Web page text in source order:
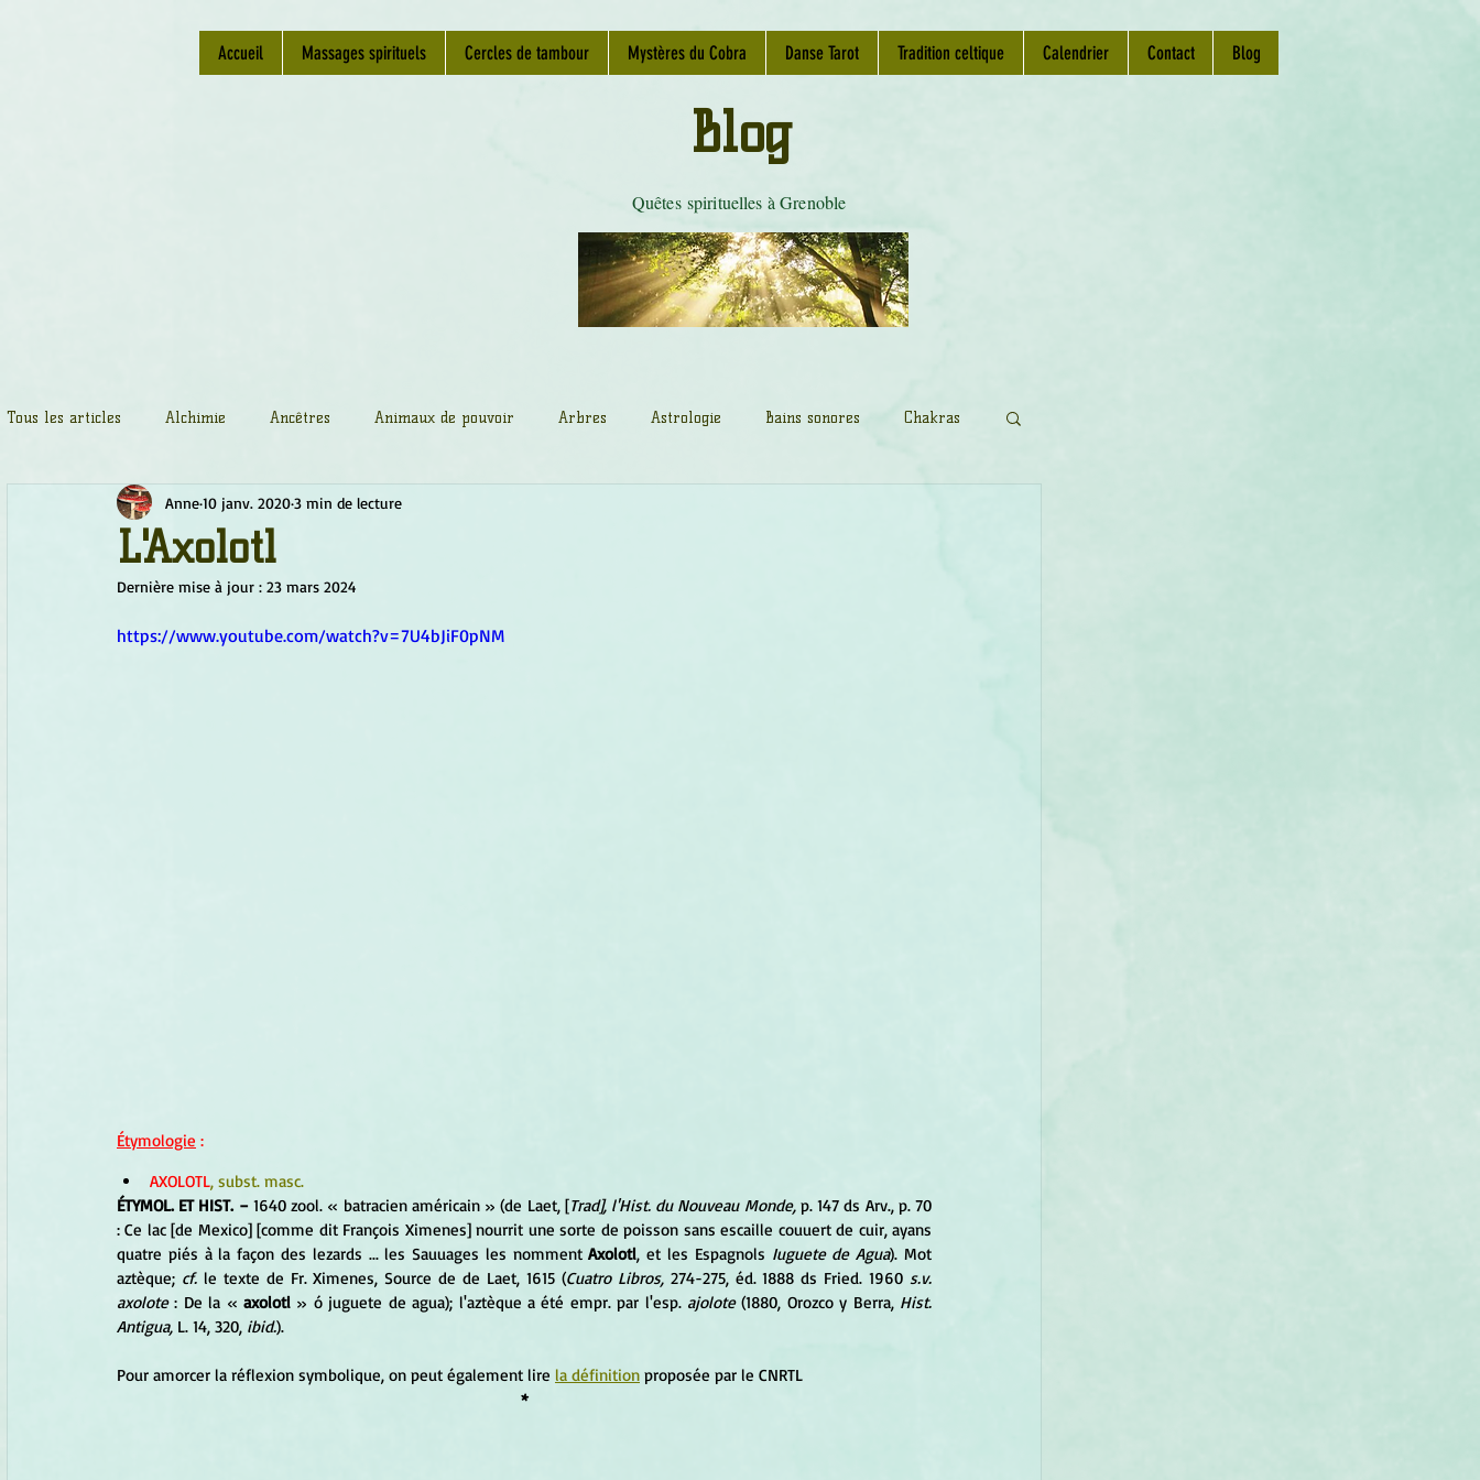
Accueil Massages spirituels Cercles de tambour Mystères du Cobra Danse Tarot Tradition celtique Calendrier Contact Blog
Quêtes spirituelles à Grenoble
Blog
Tous les articles Alchimie Ancêtres Animaux de pouvoir Arbres Astrologie Bains sonores Chakras
Chamanisme Champignons Conscience
Fleurs de Bach Géométrie sacrée
L'Axolotl
Anne10 janv. 20203 min de lecture
Dernière mise à jour : 23 mars 2024
https://www.youtube.com/watch?v=7U4bJiF0pNM
Étymologie :
AXOLOTL, subst. masc.
ÉTYMOL. ET HIST. − 1640 zool. « batracien américain » (de Laet, [Trad], l'Hist. du Nouveau Monde, p. 147 ds Arv., p. 70
: Ce lac [de Mexico] [comme dit François Ximenes] nourrit une sorte de poisson sans escaille couuert de cuir, ayans
quatre piés à la façon des lezards ... les Sauuages les nomment Axolotl, et les Espagnols Iuguete de Agua). Mot
aztèque; cf. le texte de Fr. Ximenes, Source de de Laet, 1615 (Cuatro Libros, 274-275, éd. 1888 ds Fried. 1960 s.v.
axolote : De la « axolotl » ó juguete de agua); l'aztèque a été empr. par l'esp. ajolote (1880, Orozco y Berra, Hist.
Antigua, L. 14, 320, ibid.).
Pour amorcer la réflexion symbolique, on peut également lire la définition proposée par le CNRTL
*